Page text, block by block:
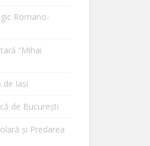
Romano-
”Mihai
de Iaşi
de Bucureşti
și Predarea